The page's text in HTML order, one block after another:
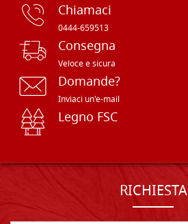
Chiamaci
0444-659513
Consegna
Veloce e sicura
Domande?
Inviaci un'e-mail
Legno FSC
RICHIESTA